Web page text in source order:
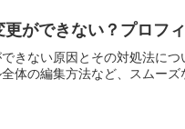
ができない？プロフ
きない原因とその対処法に
体の編集方法など、スムー